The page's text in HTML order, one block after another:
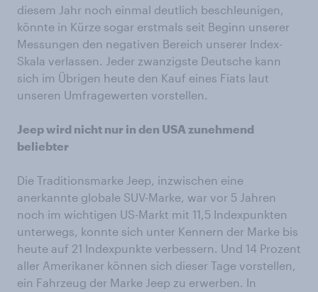
diesem Jahr noch einmal deutlich beschleunigen,
könnte in Kürze sogar erstmals seit Beginn unserer
Messungen den negativen Bereich unserer Index-
Skala verlassen. Jeder zwanzigste Deutsche kann
sich im Übrigen heute den Kauf eines Fiats laut
unseren Umfragewerten vorstellen.
Jeep wird nicht nur in den USA zunehmend
beliebter
Die Traditionsmarke Jeep, inzwischen eine
anerkannte globale SUV-Marke, war vor 5 Jahren
noch im wichtigen US-Markt mit 11,5 Indexpunkten
unterwegs, konnte sich unter Kennern der Marke bis
heute auf 21 Indexpunkte verbessern. Und 14 Prozent
aller Amerikaner können sich dieser Tage vorstellen,
ein Fahrzeug der Marke Jeep zu erwerben. In